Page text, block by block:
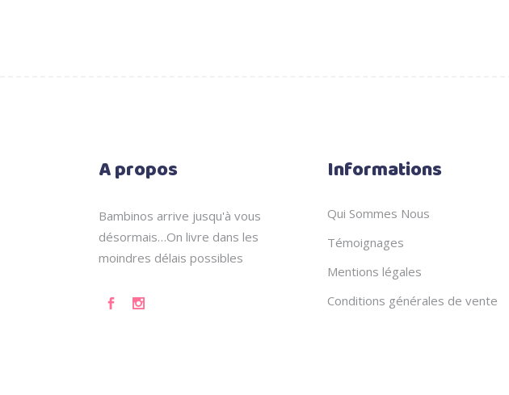
A propos
Bambinos arrive jusqu'à vous
désormais…On livre dans les
moindres délais possibles
Informations
Qui Sommes Nous
Témoignages
Mentions légales
Conditions générales de vente